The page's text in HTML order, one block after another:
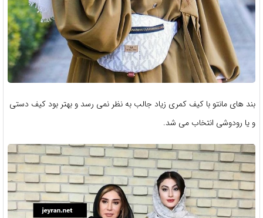
بند های مانتو با کیف کمری زیاد جالب به نظر نمی رسد و بهتر بود کیف دستی
و یا رودوشی انتخاب می شد.